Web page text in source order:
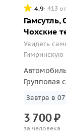
4.9 413
Гамсутль,
Чохские
Увидеть
Групповая
Завтра в
3 700₽
за человека